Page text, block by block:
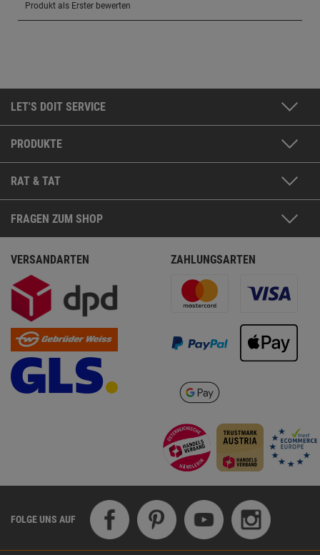
LET'S DOIT SERVICE
PRODUKTE
RAT & TAT
FRAGEN ZUM SHOP
VERSANDARTEN ZAHLUNGSARTEN
FOLGE UNS AUF